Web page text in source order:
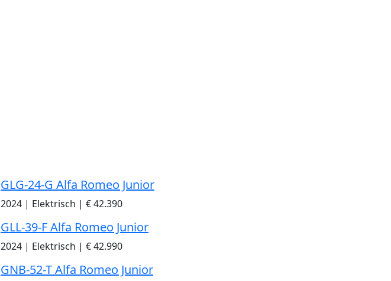
GLG-24-G Alfa Romeo Junior
2024 | Elektrisch | € 42.390
GLL-39-F Alfa Romeo Junior
2024 | Elektrisch | € 42.990
GNB-52-T Alfa Romeo Junior